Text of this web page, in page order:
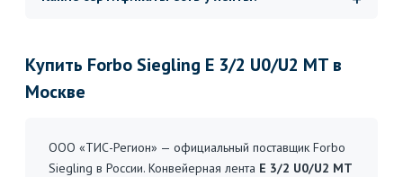
Купить Forbo Siegling E 3/2 U0/U2 MT в
Москве
ООО «ТИС-Регион» — официальный поставщик Forbo
Siegling в России. Конвейерная лента E 3/2 U0/U2 MT